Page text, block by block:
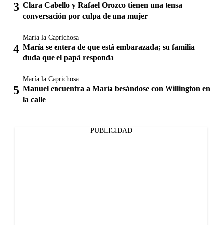
Clara Cabello y Rafael Orozco tienen una tensa
conversación por culpa de una mujer
María la Caprichosa
María se entera de que está embarazada; su familia
duda que el papá responda
María la Caprichosa
Manuel encuentra a María besándose con Willington en
la calle
PUBLICIDAD